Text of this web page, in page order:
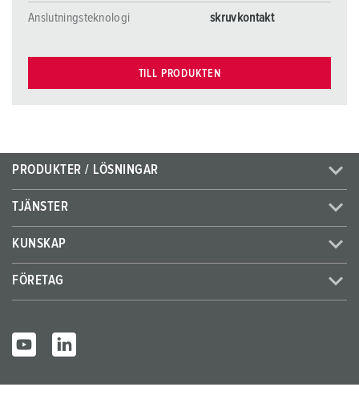
Anslutningsteknologi skruvkontakt
TILL PRODUKTEN
PRODUKTER / LÖSNINGAR
TJÄNSTER
KUNSKAP
FÖRETAG